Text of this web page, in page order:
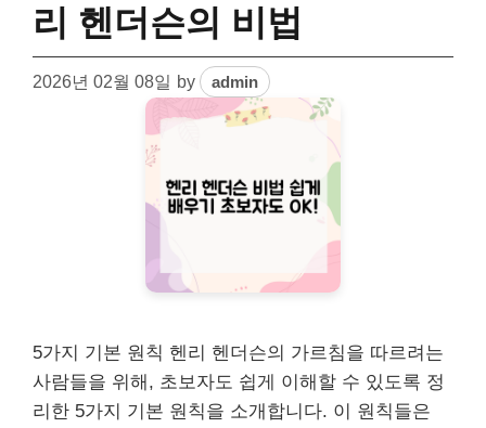
리 헨더슨의 비법
2026년 02월 08일 by admin
5가지 기본 원칙 헨리 헨더슨의 가르침을 따르려는
사람들을 위해, 초보자도 쉽게 이해할 수 있도록 정
리한 5가지 기본 원칙을 소개합니다. 이 원칙들은